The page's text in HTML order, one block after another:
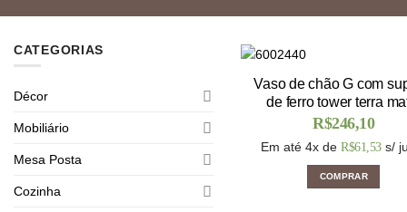
CATEGORIAS
Décor
Mobiliário
Mesa Posta
Cozinha
Vaso de chão G com
de ferro tower terra
R$246,10
Em até 4x de R$61,53 s/
COMPRAR